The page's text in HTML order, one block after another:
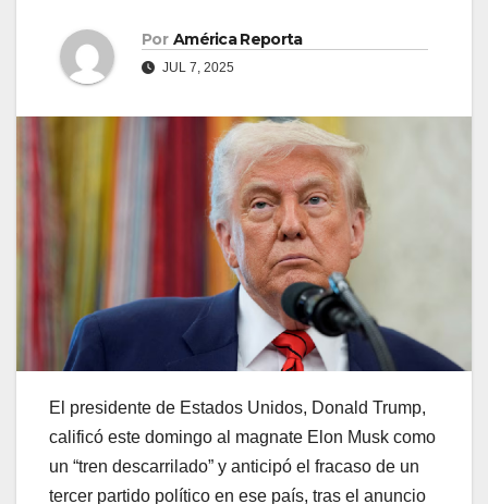
Por América Reporta
JUL 7, 2025
El presidente de Estados Unidos, Donald Trump,
calificó este domingo al magnate Elon Musk como
un “tren descarrilado” y anticipó el fracaso de un
tercer partido político en ese país, tras el anuncio